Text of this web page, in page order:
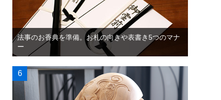
法事のお香典を準備。お札の向きや表書き5つのマナ
ー